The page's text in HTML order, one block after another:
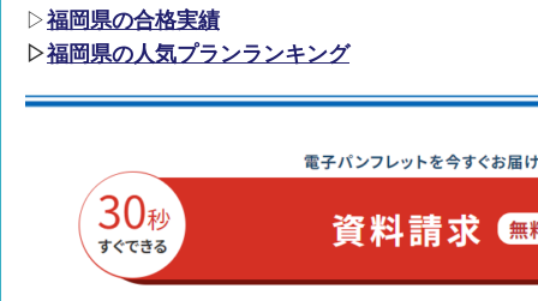
▷福岡県の合格実績
▷福岡県の人気プランランキング